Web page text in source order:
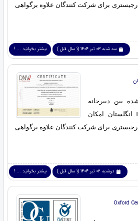
رجیستری برای شرکت کنندگان علاوه برگواهی
سه شنبه 03 تیر 1404 (1 سال قبل ) بیشتر بخوانید ... !
بین دبیرخانه
کنفرانس و آکادمی DNW انگلستان امکان
رجیستری برای شرکت کنندگان علاوه برگواهی
دوشنبه 02 تیر 1404 (1 سال قبل ) بیشتر بخوانید ... !